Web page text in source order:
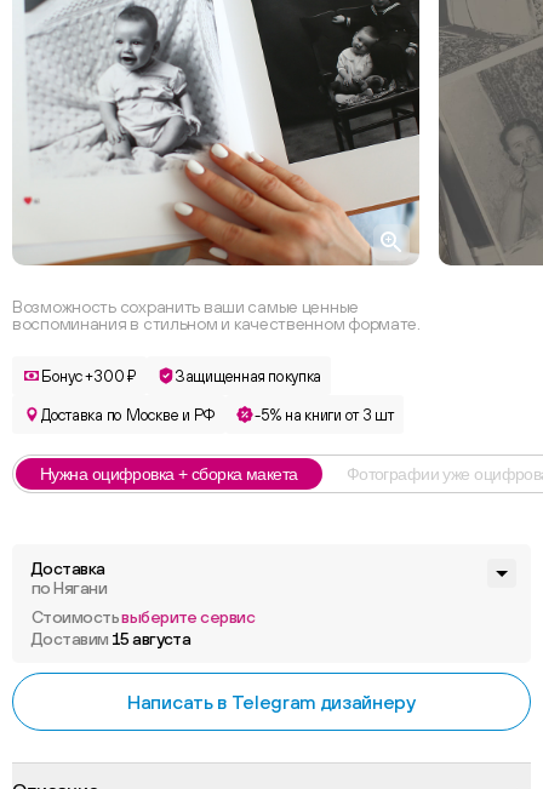
Возможность сохранить ваши самые ценные
воспоминания в стильном и качественном формате.
Бонус +300 ₽ Защищенная покупка
Доставка по Москве и РФ -5% на книги от 3 шт
Нужна оцифровка + сборка макета Фотографии уже
Доставка
по Нягани
Стоимостьвыберите сервис
Доставим 15 августа
Написать в Telegram дизайнеру